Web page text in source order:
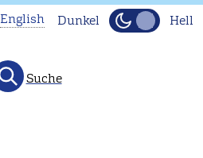
This
page
English Dunkel Hell
Suche